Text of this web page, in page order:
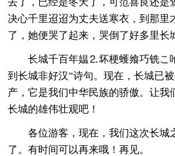
决心千里迢迢为丈夫送寒衣，到那里
了，她便哭了起来，哭倒了好多里长
长城千百年媪⒉坏梗蠖飨巧铣こ
到长城非好汉”诗句。现在，长城已
产，它是我们中华民族的骄傲。让我
长城的雄伟壮观吧！
各位游客，现在，我们这次长城
了。有时间可以再来哦！再见。